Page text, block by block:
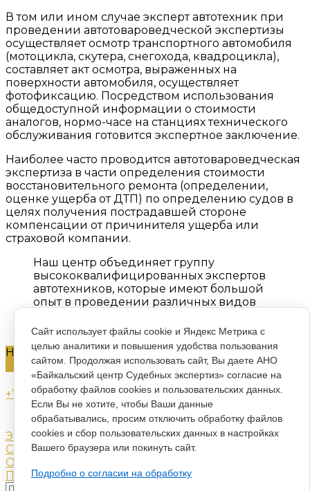
В том или ином случае эксперт автотехник при
проведении автотовароведческой экспертизы
осуществляет осмотр транспортного автомобиля
(мотоцикла, скутера, снегохода, квадроцикла),
составляет акт осмотра, выраженных на
поверхности автомобиля, осуществляет
фотофиксацию. Посредством использования
общедоступной информации о стоимости
аналогов, нормо-часе на станциях технического
обслуживания готовится экспертное заключение.
Наиболее часто проводится автотовароведческая
экспертиза в части определения стоимости
восстановительного ремонта (определении,
оценке ущерба от ДТП) по определению судов в
целях получения пострадавшей стороне
компенсации от причинителя ущерба или
страховой компании.
Наш центр объединяет группу
высококвалифицированных экспертов
автотехников, которые имеют большой
опыт в проведении различных видов
Нужна консультация?
Задать вопрос
+7 (929) 438-88-07
info@federalexpertservice.ru
г. Иркутск, Радужный микр., 12
Экспертизы
Сервисы
О компании
Политика конфиденциальности
Сайт использует файлы cookie и Яндекс Метрика с
целью аналитики и повышения удобства пользования
сайтом. Продолжая использовать сайт, Вы даете АНО
«Байкальский центр Судебных экспертиз» согласие на
обработку файлов cookies и пользовательских данных.
Если Вы не хотите, чтобы Ваши данные
обрабатывались, просим отключить обработку файлов
cookies и сбор пользовательских данных в настройках
Вашего браузера или покинуть сайт.
Подробно о согласии на обработку